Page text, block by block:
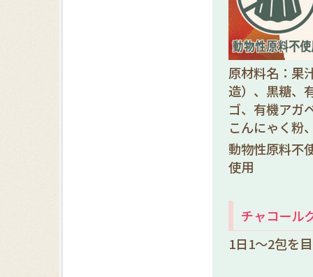
原材料名：果
造）、黒糖、
ゴ、有機アガ
こんにゃく粉
動物性原料不
使用
チャコール
1日1～2包を